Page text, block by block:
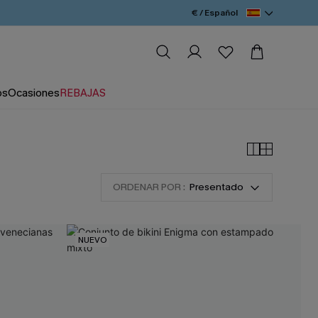
€ / Español
OcasionesREBAJAS
ORDENAR POR : Presentado
NUEVO